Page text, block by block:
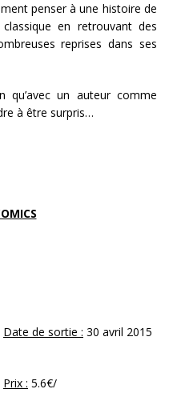
penser à une histoire de
en retrouvant des
reprises dans ses
un auteur comme
à être surpris…
Date de sortie : 30 avril 2015
Prix : 5.6€/